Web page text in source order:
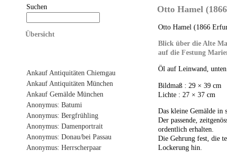
Suchen
Übersicht
Ankauf Antiquitäten Chiemgau
Ankauf Antiquitäten München
Ankauf Gemälde München
Anonymus: Batumi
Anonymus: Bergfrühling
Anonymus: Damenportrait
Anonymus: Donau/bei Passau
Anonymus: Herrscherpaar
Otto Hamel
Otto Hamel (1866
Blick über die Alte
auf die Festung
Öl auf Leinwand,
Bildmaß : 29 × 39 cm
Lichte : 27 × 37 cm
Das kleine Gemälde in
Der passende,
ordentlich erhalten.
Die Gehrung fest, die
Lockerung hin.